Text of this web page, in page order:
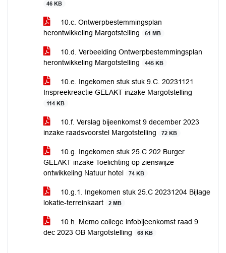
46 KB
10.c. Ontwerpbestemmingsplan
herontwikkeling Margotstelling
61 MB
10.d. Verbeelding Ontwerpbestemmingsplan
herontwikkeling Margotstelling
445 KB
10.e. Ingekomen stuk stuk 9.C. 20231121
Inspreekreactie GELAKT inzake Margotstelling
114 KB
10.f. Verslag bijeenkomst 9 december 2023
inzake raadsvoorstel Margotstelling
72 KB
10.g. Ingekomen stuk 25.C 202 Burger
GELAKT inzake Toelichting op zienswijze
ontwikkeling Natuur hotel
74 KB
10.g.1. Ingekomen stuk 25.C 20231204 Bijlage
lokatie-terreinkaart
2 MB
10.h. Memo college infobijeenkomst raad 9
dec 2023 OB Margotstelling
68 KB